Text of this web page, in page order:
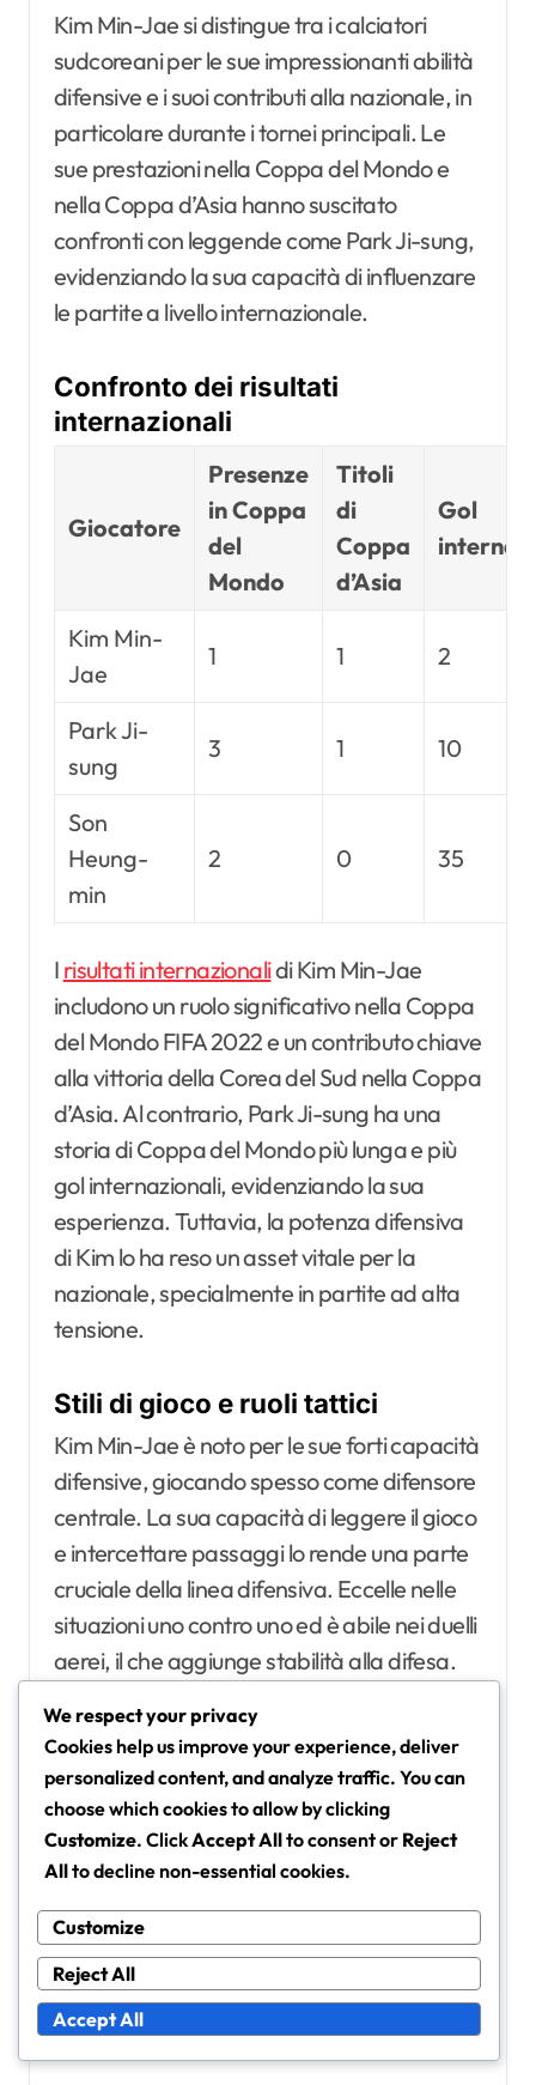
Kim Min-Jae si distingue tra i calciatori
sudcoreani per le sue impressionanti abilità
difensive e i suoi contributi alla nazionale, in
particolare durante i tornei principali. Le
sue prestazioni nella Coppa del Mondo e
nella Coppa d’Asia hanno suscitato
confronti con leggende come Park Ji-sung,
evidenziando la sua capacità di influenzare
le partite a livello internazionale.
Confronto dei risultati
internazionali
Giocatore
Presenze
in Coppa
del
Mondo
Titoli
di
Coppa
d’Asia
Gol
Kim Min-
Jae
1 1 2
Park Ji-
sung
3 1 10
Son
Heung-
min
2 0 35
I risultati internazionalidi Kim Min-Jae
includono un ruolo significativo nella Coppa
del Mondo FIFA 2022 e un contributo chiave
alla vittoria della Corea del Sud nella Coppa
d’Asia. Al contrario, Park Ji-sung ha una
storia di Coppa del Mondo più lunga e più
gol internazionali, evidenziando la sua
esperienza. Tuttavia, la potenza difensiva
di Kim lo ha reso un asset vitale per la
nazionale, specialmente in partite ad alta
tensione.
Stili di gioco e ruoli tattici
Kim Min-Jae è noto per le sue forti capacità
difensive, giocando spesso come difensore
centrale. La sua capacità di leggere il gioco
e intercettare passaggi lo rende una parte
cruciale della linea difensiva. Eccelle nelle
situazioni uno contro uno ed è abile nei duelli
aerei, il che aggiunge stabilità alla difesa.
Al contrario, Park Ji-sung era celebrato per
la sua versatilità, giocando spesso in ruoli di
centrocampo che richiedevano sia
contributi difensivi che offensivi. Mentre
Kim si concentra principalmente sulla
difesa, lo stile di Park comportava un
movimento più dinamico e supporto
offensivo, rendendoli efficaci in diversi
schemi tattici.
We respect your privacy
Cookies help us improve your experience, deliver
personalized content, and analyze traffic. You can
choose which cookies to allow by clicking
Customize. ClickAccept Allto consent or Reject
Allto decline non-essential cookies.
Customize
Reject All
Accept All